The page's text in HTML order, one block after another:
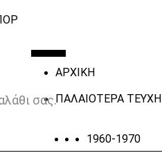
ΑΡΧΙΚΗ
ΠΑΛΑΙΟΤΕΡΑ ΤΕΥΧΗ
1960-1970
σας.